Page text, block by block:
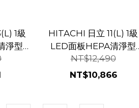
1級
淨型
HITACHI 日立 11(L) 1級
LED面板HEPA清淨型
APP除濕機 RD-220HC
金韻綠
NT$12,490
NT$10,866